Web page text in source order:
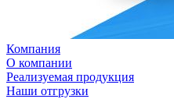
Компания
О компании
Реализуемая продукция
Наши отгрузки